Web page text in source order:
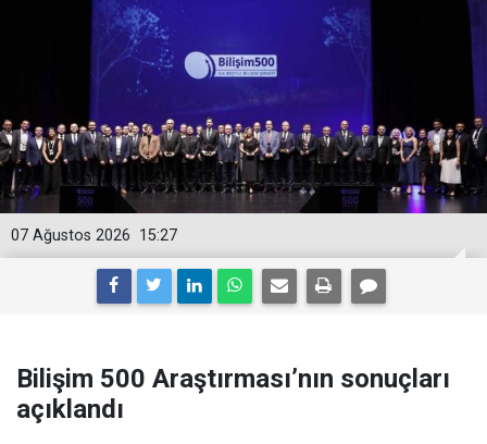
15:27
07 Ağustos 2026
Bilişim 500 Araştırması’nın sonuçları
açıklandı